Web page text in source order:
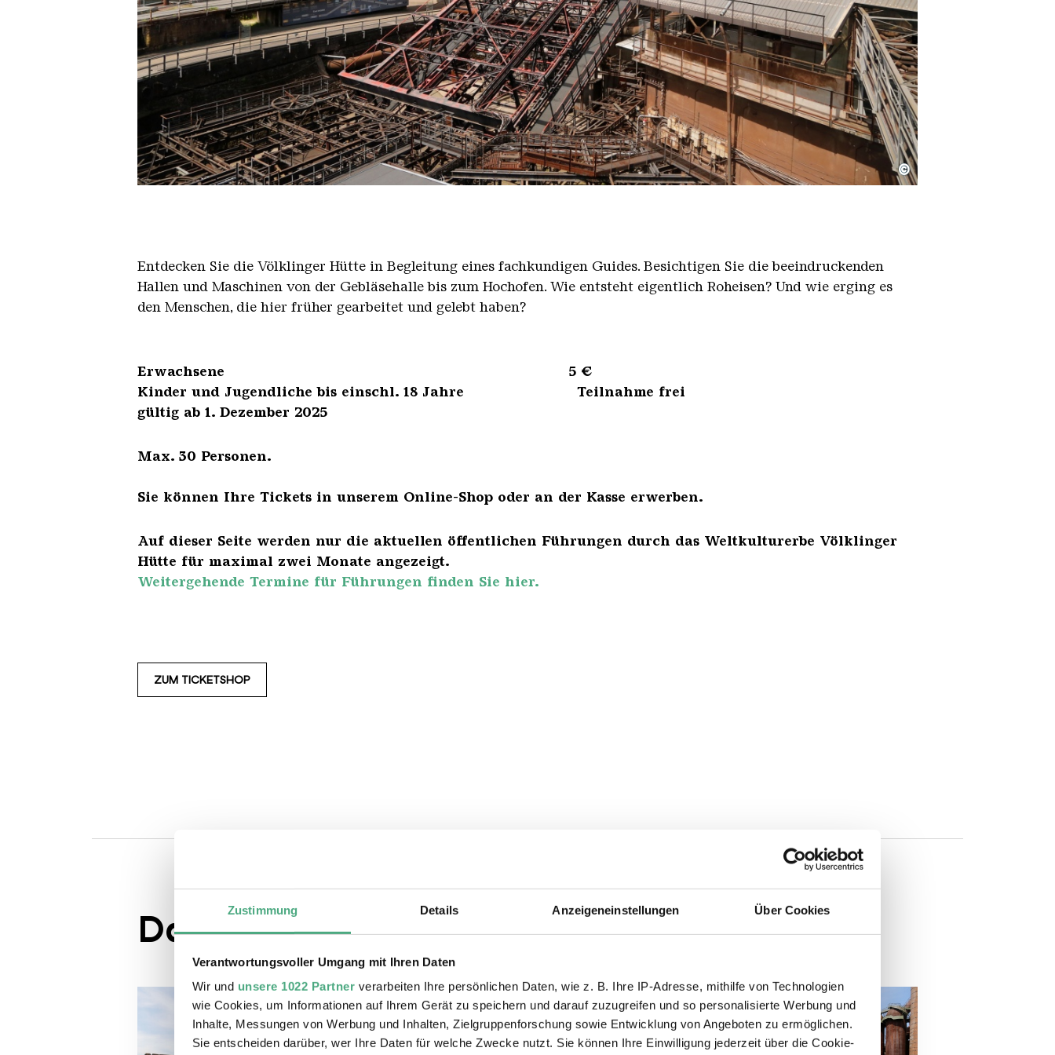
Zustimmung Details Anzeigeneinstellungen Über Cookies
Verantwortungsvoller Umgang mit Ihren Daten
Wir und unsere 1022 Partner verarbeiten Ihre persönlichen Daten, wie z. B. Ihre IP-Adresse, mithilfe von Technologien
wie Cookies, um Informationen auf Ihrem Gerät zu speichern und darauf zuzugreifen und so personalisierte Werbung und
Inhalte, Messungen von Werbung und Inhalten, Zielgruppenforschung sowie Entwicklung von Angeboten zu ermöglichen.
Sie entscheiden darüber, wer Ihre Daten für welche Zwecke nutzt. Sie können Ihre Einwilligung jederzeit über die Cookie-
Der Erzschrägaufzug der Völklinger Hütte mit dem Gasometer im Hintergrund
Copyright: Weltkulturerbe Völklinger Hütte | Karl Heinrich Veith
©
Entdecken Sie die Völklinger Hütte in Begleitung eines fachkundigen Guides. Besichtigen Sie die beeindruckenden
Hallen und Maschinen von der Gebläsehalle bis zum Hochofen. Wie entsteht eigentlich Roheisen? Und wie erging es
den Menschen, die hier früher gearbeitet und gelebt haben?
Erwachsene 5 €
Kinder und Jugendliche bis einschl. 18 Jahre Teilnahme frei
gültig ab 1. Dezember 2025
Max. 30 Personen.
Sie können Ihre Tickets in unserem Online-Shop oder an der Kasse erwerben.
Auf dieser Seite werden nur die aktuellen öffentlichen Führungen durch das Weltkulturerbe Völklinger
Hütte für maximal zwei Monate angezeigt.
Weitergehende Termine für Führungen finden Sie hier.
ZUM TICKETSHOP
Das könnte Sie auch interessieren